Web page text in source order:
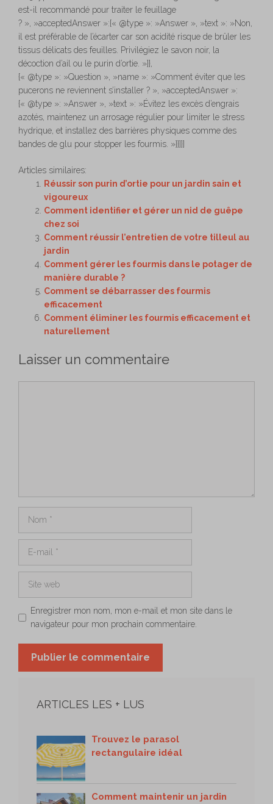
est-il recommandé pour traiter le feuillage
? », »acceptedAnswer »:{« @type »: »Answer », »text »: »Non,
il est préférable de l’écarter car son acidité risque de brûler les
tissus délicats des feuilles. Privilégiez le savon noir, la
décoction d’ail ou le purin d’ortie. »}},
{« @type »: »Question », »name »: »Comment éviter que les
pucerons ne reviennent s’installer ? », »acceptedAnswer »:
{« @type »: »Answer », »text »: »Évitez les excès d’engrais
azotés, maintenez un arrosage régulier pour limiter le stress
hydrique, et installez des barrières physiques comme des
bandes de glu pour stopper les fourmis. »}}]}]
Articles similaires:
Réussir son purin d’ortie pour un jardin sain et
vigoureux
Comment identifier et gérer un nid de guêpe
chez soi
Comment réussir l’entretien de votre tilleul au
jardin
Comment gérer les fourmis dans le potager de
manière durable ?
Comment se débarrasser des fourmis
efficacement
Comment éliminer les fourmis efficacement et
naturellement
Laisser un commentaire
Enregistrer mon nom, mon e-mail et mon site dans le
navigateur pour mon prochain commentaire.
ARTICLES LES + LUS
Trouvez le parasol
rectangulaire idéal
Comment maintenir un jardin